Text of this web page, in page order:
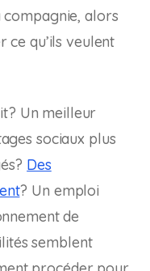
alors
qu’ils veulent
Un meilleur
sociaux plus
Des
? Un emploi
de
semblent